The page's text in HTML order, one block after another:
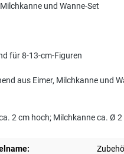
und Wanne-Set
für 8-13-cm-Figuren
aus Eimer, Milchkanne und
2 cm hoch; Milchkanne ca. Ø